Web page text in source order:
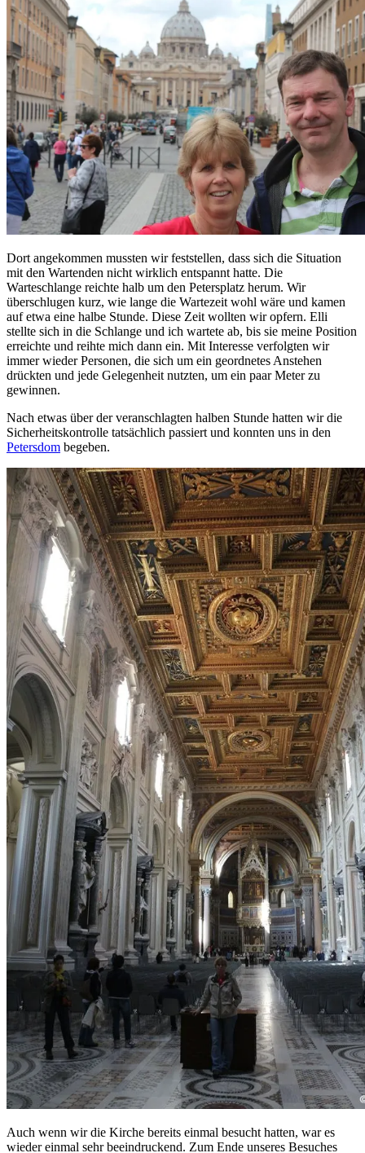
Dort angekommen mussten wir feststellen, dass sich die Situation
mit den Wartenden nicht wirklich entspannt hatte. Die
Warteschlange reichte halb um den Petersplatz herum. Wir
überschlugen kurz, wie lange die Wartezeit wohl wäre und kamen
auf etwa eine halbe Stunde. Diese Zeit wollten wir opfern. Elli
stellte sich in die Schlange und ich wartete ab, bis sie meine Position
erreichte und reihte mich dann ein. Mit Interesse verfolgten wir
immer wieder Personen, die sich um ein geordnetes Anstehen
drückten und jede Gelegenheit nutzten, um ein paar Meter zu
gewinnen.
Nach etwas über der veranschlagten halben Stunde hatten wir die
Sicherheitskontrolle tatsächlich passiert und konnten uns in den
Petersdom begeben.
Auch wenn wir die Kirche bereits einmal besucht hatten, war es
wieder einmal sehr beeindruckend. Zum Ende unseres Besuches